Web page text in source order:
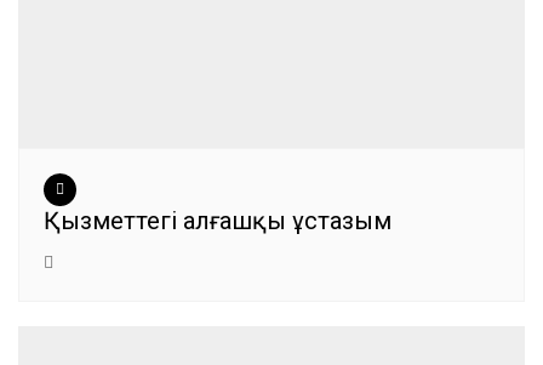
Қызметтегі алғашқы ұстазым